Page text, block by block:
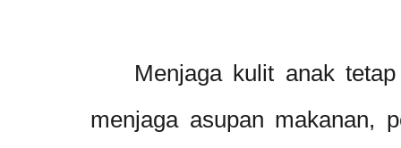
Menjaga kulit anak tetap
menjaga asupan makanan,